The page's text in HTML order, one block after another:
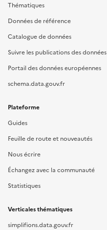
Thématiques
Données de référence
Catalogue de données
Suivre les publications des données
Portail des données européennes
schema.data.gouv.fr
Plateforme
Guides
Feuille de route et nouveautés
Nous écrire
Échangez avec la communauté
Statistiques
Verticales thématiques
simplifions.data.gouv.fr